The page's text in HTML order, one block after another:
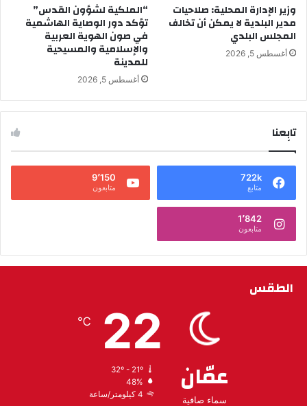
وزير الإدارة المحلية: صلاحيات
مدير البلدية لا يمكن أن تخالف
المجلس البلدي
أغسطس 5, 2026
“الملكية لشؤون القدس”
تؤكد دور الوصاية الهاشمية
في صون الهوية العربية
والإسلامية والمسيحية
للمدينة
أغسطس 5, 2026
تابِعنا
722k
متابع
9٬150
متابعون
1٬842
متابعون
الطقس
عمّان
سماء صافية
22
℃
32º - 21º
48%
4 كيلومتر/ساعة